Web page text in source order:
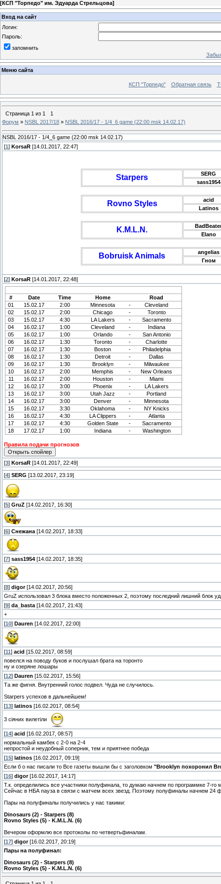
[КСП "Торпедо" им. Эдуарда Стрельцова]
Вход на сайт
Логин:
Пароль:
запомнить
Меню сайта
КСП "Торпедо" Обратная связь
Страница 1 из 1
1
Форум » NSBL 2017/18 » NSBL 2016/17 - 1/4_6 game (22:00 msk 14.02.17)
NSBL 2016/17 - 1/4_6 game (22:00 msk 14.02.17)
[1 ] KorsaR [14.01.2017, 22:47]
Starpers
SERG
sass1954
Rovno Styles
acid
Latinos
K.M.L.N.
Elano
Bobruisk Animals
angelias
Гном
[2] KorsaR [14.01.2017, 22:48]
#
Date Time Home
Road
01
15.02.17 2:00 Minnesota -
Cleveland
02
15.02.17 2:00 Chicago -
Toronto
03
15.02.17 4:30 LA Lakers -
Sacramento
04
16.02.17 1:00 Cleveland -
Indiana
05
16.02.17 1:00 Orlando -
San Antonio
06
16.02.17 1:30 Toronto -
Charlotte
07
16.02.17 1:30 Boston -
Philadelphia
08
16.02.17 1:30 Detroit -
Dallas
09
16.02.17 1:30 Brooklyn -
Milwaukee
10
16.02.17 2:00 Memphis -
New Orleans
11
16.02.17 2:00 Houston -
Miami
12
16.02.17 3:00 Phoenix -
LA Lakers
13
16.02.17 3:00 Utah Jazz -
Portland
14
16.02.17 3:00 Denver -
Minnesota
15
16.02.17 3:30 Oklahoma -
NY Knicks
16
16.02.17 4:30 LA Clippers -
Atlanta
17
16.02.17 4:30 Golden State -
Sacramento
18
17.02.17 1:00 Indiana - Washington
Правила подачи прогнозов
[3] KorsaR [14.01.2017, 22:49]
[4] SERG [13.02.2017, 23:19]
[5] GruZ [14.02.2017, 16:30]
[6] Снежана [14.02.2017, 18:33]
[7] sass1954 [14.02.2017, 18:35]
[8] digor[14.02.2017, 20:56]
GruZ использовал 3 блока вместо положенных 2, поэтому последний лишний блок
[9] da_basta [14.02.2017, 21:43]
+
[10] Dauren [14.02.2017, 22:00]
[11 ] acid [15.02.2017, 08:59]
повелся на поводу буков и послушал брата на торонто
ну и озеряне лошары
[12] Dauren [15.02.2017, 15:56]
Та же фигня. Внутренний голос подвел. Чуда не случилось.
Starpers успехов в дальнейшем!
[13] latinos [16.02.2017, 08:54]
3 сіяних вилетіли
[14] acid [16.02.2017, 08:57]
нормальный камбек с 2-0 на 2-4
непростой и неудобный соперник, тем и приятнее победа
[15] latinos [16.02.2017, 09:19]
Если б о нас писали то Все газеты вышли бы с заголовком "Brooklyn похоронил
[16] digor[16.02.2017, 14:17]
Т.к. определились все участники полуфинала, то думаю начнем по программке 7-го
Сейчас в НБА пауза в связи с матчем всех звезд. Поэтому полуфиналы начнем 24
Пары на полуфиналы получились у нас такими:
Dinosaurs (2) - Starpers (8)
Rovno Styles (5) - K.M.L.N. (6)
Вечером оформлю все протоколы по четвертьфиналам.
[17] digor[16.02.2017, 20:19]
Пары на полуфинал:
Dinosaurs (2) - Starpers (8)
Rovno Styles (5) - K.M.L.N. (6)